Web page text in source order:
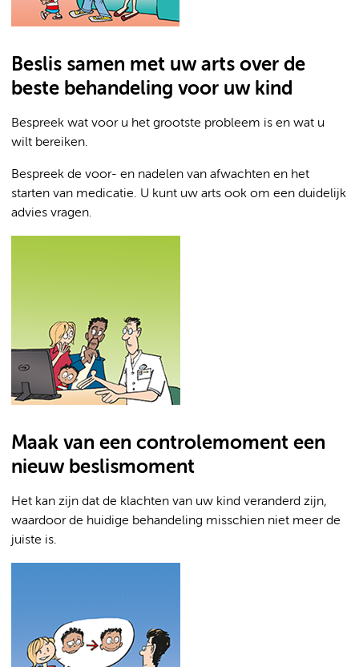
Beslis samen met uw arts over de
beste behandeling voor uw kind
Bespreek wat voor u het grootste probleem is en wat u
wilt bereiken.
Bespreek de voor- en nadelen van afwachten en het
starten van medicatie. U kunt uw arts ook om een duidelijk
advies vragen.
Maak van een controlemoment een
nieuw beslismoment
Het kan zijn dat de klachten van uw kind veranderd zijn,
waardoor de huidige behandeling misschien niet meer de
juiste is.